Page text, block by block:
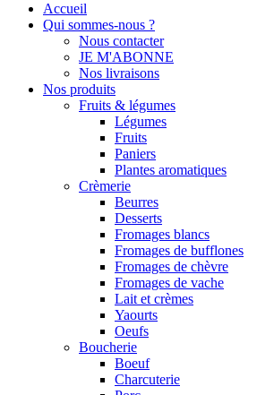
Accueil
Qui sommes-nous ?
Nous contacter
JE M'ABONNE
Nos livraisons
Nos produits
Fruits & légumes
Légumes
Fruits
Paniers
Plantes aromatiques
Crèmerie
Beurres
Desserts
Fromages blancs
Fromages de bufflones
Fromages de chèvre
Fromages de vache
Lait et crèmes
Yaourts
Oeufs
Boucherie
Boeuf
Charcuterie